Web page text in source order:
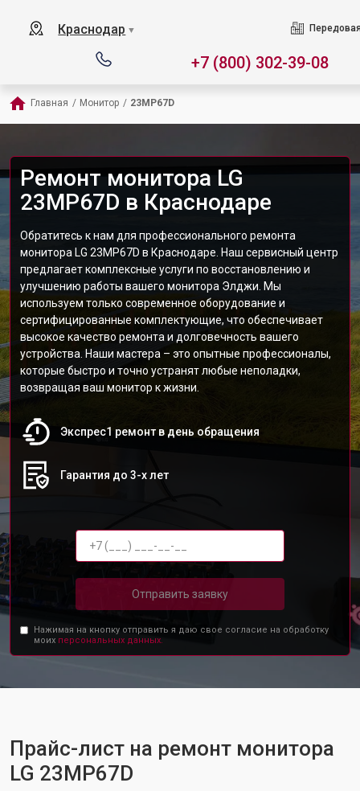
Краснодар ▼
+7 (800) 302-39-08
Главная / Монитор / 23MP67D
Ремонт монитора LG
23MP67D в Краснодаре
Обратитесь к нам для профессионального ремонта
монитора LG 23MP67D в Краснодаре. Наш сервисный центр
предлагает комплексные услуги по восстановлению и
улучшению работы вашего монитора Элджи. Мы
используем только современное оборудование и
сертифицированные комплектующие, что обеспечивает
высокое качество ремонта и долговечность вашего
устройства. Наши мастера – это опытные профессионалы,
которые быстро и точно устранят любые неполадки,
возвращая ваш монитор к жизни.
Экспрес1 ремонт в день обращения
Гарантия до 3-х лет
Отправить заявку
Нажимая на кнопку отправить я даю свое согласие на обработку
моих персональных данных.
Прайс-лист на ремонт монитора
LG 23MP67D